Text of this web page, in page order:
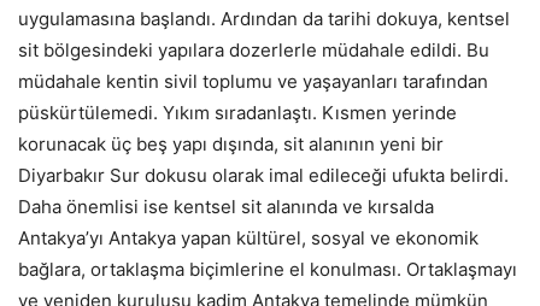
uygulamasına başlandı. Ardından da tarihi dokuya, kentsel
sit bölgesindeki yapılara dozerlerle müdahale edildi. Bu
müdahale kentin sivil toplumu ve yaşayanları tarafından
püskürtülemedi. Yıkım sıradanlaştı. Kısmen yerinde
korunacak üç beş yapı dışında, sit alanının yeni bir
Diyarbakır Sur dokusu olarak imal edileceği ufukta belirdi.
Daha önemlisi ise kentsel sit alanında ve kırsalda
Antakya’yı Antakya yapan kültürel, sosyal ve ekonomik
bağlara, ortaklaşma biçimlerine el konulması. Ortaklaşmayı
ve yeniden kuruluşu kadim Antakya temelinde mümkün